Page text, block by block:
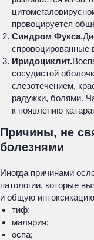
провоцируется
Синдром Фукса.
спровоцированные
Иридоциклит.
сосудистой
слезотечением,
радужки, болями.
к появлению
Причины, не
болезнями
Иногда причинами
патологии, которые
и общую
тиф;
малярия;
оспа;